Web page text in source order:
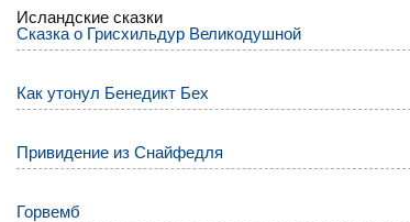
Исландские сказки
Сказка о Грисхильдур Великодушной
Как утонул Бенедикт Бех
Привидение из Снайфедля
Горвемб